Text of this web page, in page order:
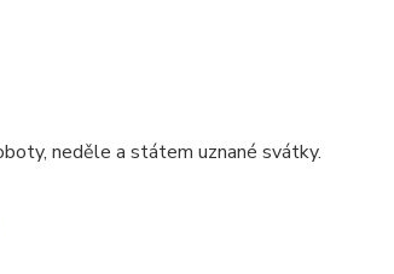
neděle a státem uznané svátky.